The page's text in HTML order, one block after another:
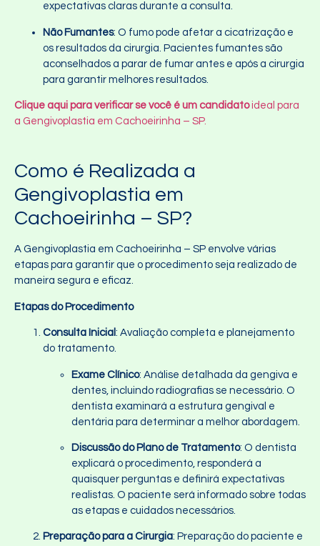
expectativas claras durante a consulta.
Não Fumantes: O fumo pode afetar a cicatrização e
os resultados da cirurgia. Pacientes fumantes são
aconselhados a parar de fumar antes e após a cirurgia
para garantir melhores resultados.
Clique aqui para verificar se você é um candidatoideal para
a Gengivoplastia em Cachoeirinha – SP.
Como é Realizada a
Gengivoplastia em
Cachoeirinha – SP?
A Gengivoplastia em Cachoeirinha – SP envolve várias
etapas para garantir que o procedimento seja realizado de
maneira segura e eficaz.
Etapas do Procedimento
Consulta Inicial : Avaliação completa e planejamento
do tratamento.
Exame Clínico: Análise detalhada da gengiva e
dentes, incluindo radiografias se necessário. O
dentista examinará a estrutura gengival e
dentária para determinar a melhor abordagem.
Discussão do Plano de Tratamento: O dentista
explicará o procedimento, responderá a
quaisquer perguntas e definirá expectativas
realistas. O paciente será informado sobre todas
as etapas e cuidados necessários.
Preparação para a Cirurgia: Preparação do paciente e